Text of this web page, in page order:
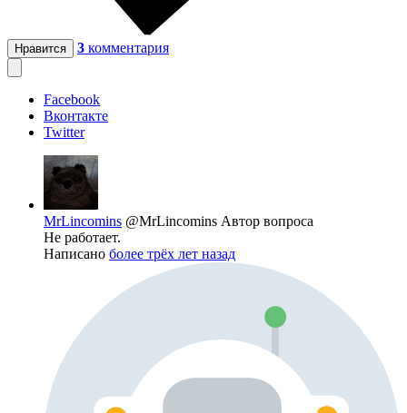
Нравится 3 комментария
Facebook
Вконтакте
Twitter
MrLincomins @MrLincomins Автор вопроса
Не работает.
Написано более трёх лет назад